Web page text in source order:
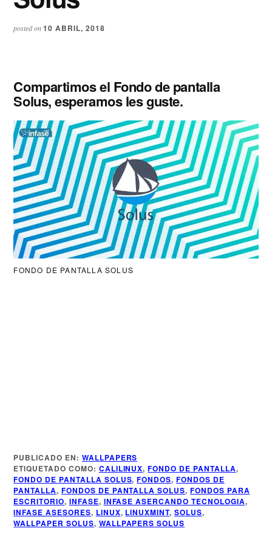
posted on10 ABRIL, 2018
Compartimos el Fondo de pantalla
Solus, esperamos les guste.
FONDO DE PANTALLA SOLUS
Más de Infase
PUBLICADO EN: WALLPAPERS
ETIQUETADO COMO: CALILINUX,FONDO DE PANTALLA,
FONDO DE PANTALLA SOLUS,FONDOS,FONDOS DE
PANTALLA, FONDOS DE PANTALLA SOLUS, FONDOS PARA
ESCRITORIO, INFASE, INFASE ASERCANDO TECNOLOGIA,
INFASE ASESORES, LINUX, LINUXMINT,SOLUS,
WALLPAPER SOLUS, WALLPAPERS SOLUS